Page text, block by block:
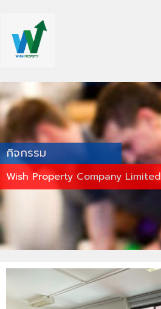
กิจกรรม
Wish Property Company Limited